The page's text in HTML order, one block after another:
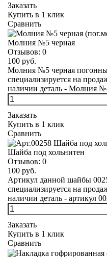
Заказать
Купить в 1 клик
Сравнить
Молния №5 черная
Отзывов: 0
100 руб.
Молния №5 черная
специализируется на
наличии деталь - Молния
Заказать
Купить в 1 клик
Сравнить
Шайба под хольнитен
Отзывов: 0
100 руб.
Артикул данной шайбы
специализируется на
наличии деталь - артикул
Заказать
Купить в 1 клик
Сравнить